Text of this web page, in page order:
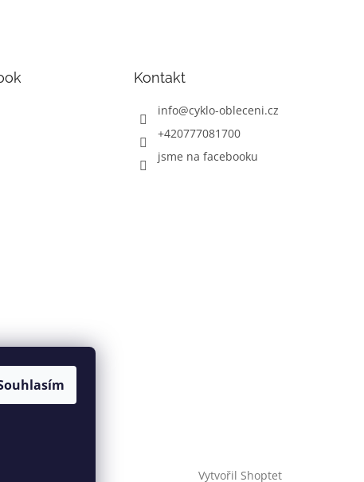
Kontakt
info@cyklo-obleceni.cz
+420777081700
jsme na facebooku
Vytvořil Shoptet